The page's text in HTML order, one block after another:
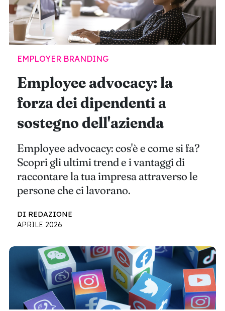
EMPLOYER BRANDING
Employee advocacy: la
forza dei dipendenti a
sostegno dell'azienda
Employee advocacy: cos'è e come si fa?
Scopri gli ultimi trend e i vantaggi di
raccontare la tua impresa attraverso le
persone che ci lavorano.
DI REDAZIONE
APRILE 2026